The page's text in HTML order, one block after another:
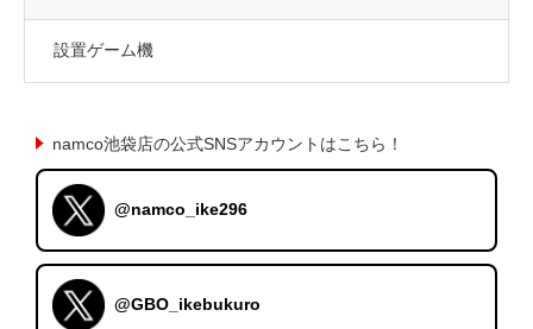
設置ゲーム機
namco池袋店の公式SNSアカウントはこちら！
@namco_ike296
@GBO_ikebukuro